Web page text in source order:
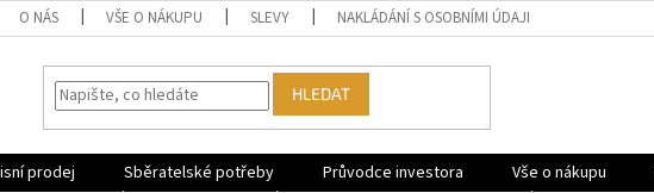
O NÁS VŠE O NÁKUPU SLEVY NAKLÁDÁNÍ S OSOBNÍMI ÚDAJI
HLEDAT
prodej Sběratelské potřeby Průvodce investora Vše o nákupu